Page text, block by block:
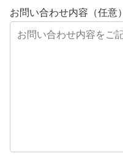
お問い合わせ内容（任意）